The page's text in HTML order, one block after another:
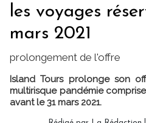
les voyages
mars 2021
prolongement de l'offre
Island Tours prolonge son
multirisque pandémie
avant le 31 mars 2021.